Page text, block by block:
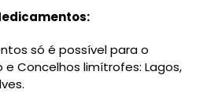
só é possível para o
Concelhos limítrofes: Lagos,